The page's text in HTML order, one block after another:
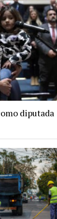
diputada